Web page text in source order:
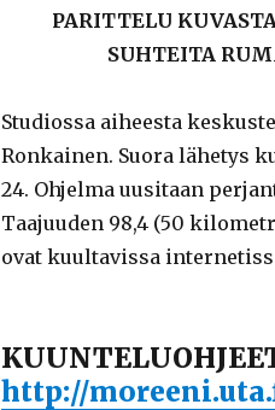
PARITTELU
SUHTEITA
Studiossa aiheesta
Ronkainen. Suora lähetys
24. Ohjelma uusitaan
Taajuuden 98,4 (50
ovat kuultavissa
http://